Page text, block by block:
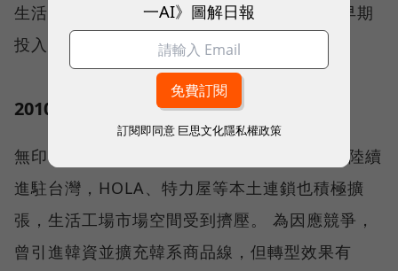
生活工場於2006年開始嘗試線上銷售，成為早期
投入電商的本土家居品牌之一。
2010年代：市場競爭加劇
無印良品、宜得利NITORI、IKEA等國際品牌陸續
進駐台灣，HOLA、特力屋等本土連鎖也積極擴
張，生活工場市場空間受到擠壓。 為因應競爭，
曾引進韓資並擴充韓系商品線，但轉型效果有
一AI》圖解日報
訂閱即同意 巨思文化隱私權政策